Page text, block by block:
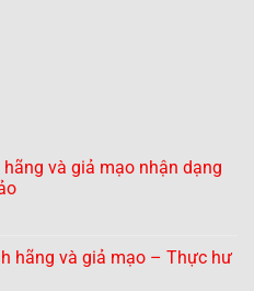
và giả mạo nhận dạng
hãng và giả mạo – Thực hư